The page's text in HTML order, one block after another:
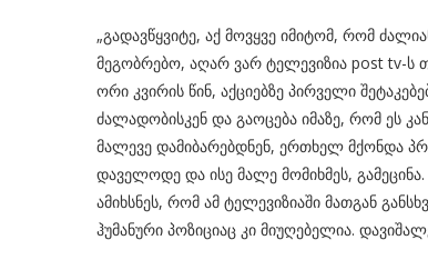
„გადავწყვიტე, აქ მოვყვე იმიტომ, რომ
მეგობრებო, აღარ ვარ ტელევიზია post tv-ს
ორი კვირის წინ, აქციებზე პირველი
ძალადობისკენ და გაოცება იმაზე, რომ ეს
მალევე დამიბარებდნენ, ერთხელ მქონდა
დაველოდე და ისე მალე მომიხმეს,
ამიხსნეს, რომ ამ ტელევიზიაში მათგან
ჰუმანური პოზიციაც კი მიუღებელია.